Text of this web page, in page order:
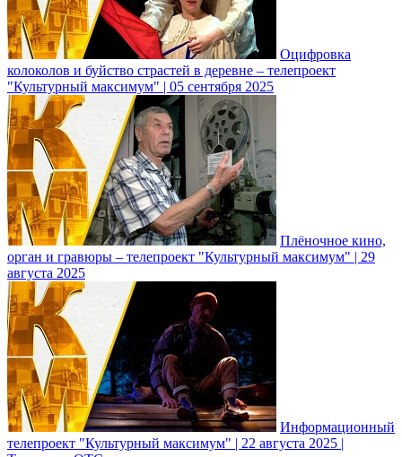
Оцифровка
колоколов и буйство страстей в деревне – телепроект
"Культурный максимум" | 05 сентября 2025
Плёночное кино,
орган и гравюры – телепроект "Культурный максимум" | 29
августа 2025
Информационный
телепроект "Культурный максимум" | 22 августа 2025 |